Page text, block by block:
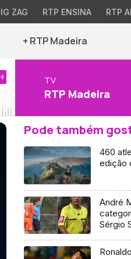
ZAG RTP ENSINA RTP
+ RTP Madeira
TV
RTP Madeira
Pode também
460
edição
André
Sérgio